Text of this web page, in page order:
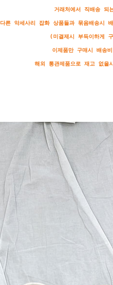
거래처에서 직배송 되
다른 악세사리 잡화 상품들과 묶음배송시
(미결제시 부득이하게
이제품만 구매시 배송
해외 통관제품으로 재고 없을